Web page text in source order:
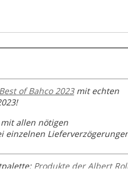
Best of Bahco 2023mit echten
allen nötigen
einzelnen
Produkte der Albert